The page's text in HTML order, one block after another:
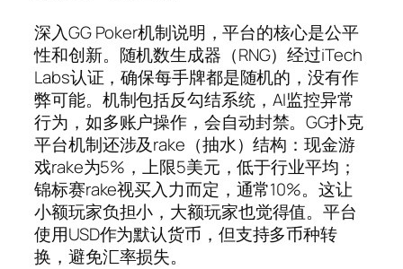
深入GG Poker机制说明，平台的核心是公平
性和创新。随机数生成器（RNG）经过iTech
Labs认证，确保每手牌都是随机的，没有作
弊可能。机制包括反勾结系统，AI监控异常
行为，如多账户操作，会自动封禁。GG扑克
平台机制还涉及rake（抽水）结构：现金游
戏rake为5%，上限5美元，低于行业平均；
锦标赛rake视买入力而定，通常10%。这让
小额玩家负担小，大额玩家也觉得值。平台
使用USD作为默认货币，但支持多币种转
换，避免汇率损失。